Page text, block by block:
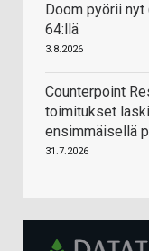
Doom pyörii
64:llä
3.8.2026
Counterpoint
toimitukset
ensimmäisellä
31.7.2026